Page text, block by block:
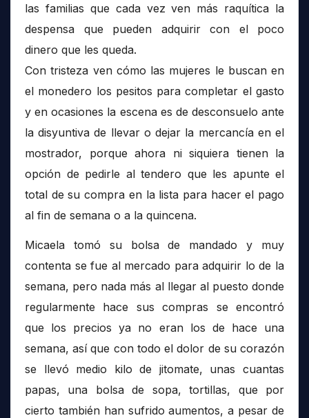
las familias que cada vez ven más raquítica la
despensa que pueden adquirir con el poco
dinero que les queda.
Con tristeza ven cómo las mujeres le buscan en
el monedero los pesitos para completar el gasto
y en ocasiones la escena es de desconsuelo ante
la disyuntiva de llevar o dejar la mercancía en el
mostrador, porque ahora ni siquiera tienen la
opción de pedirle al tendero que les apunte el
total de su compra en la lista para hacer el pago
al fin de semana o a la quincena.
Micaela tomó su bolsa de mandado y muy
contenta se fue al mercado para adquirir lo de la
semana, pero nada más al llegar al puesto donde
regularmente hace sus compras se encontró
que los precios ya no eran los de hace una
semana, así que con todo el dolor de su corazón
se llevó medio kilo de jitomate, unas cuantas
papas, una bolsa de sopa, tortillas, que por
cierto también han sufrido aumentos, a pesar de